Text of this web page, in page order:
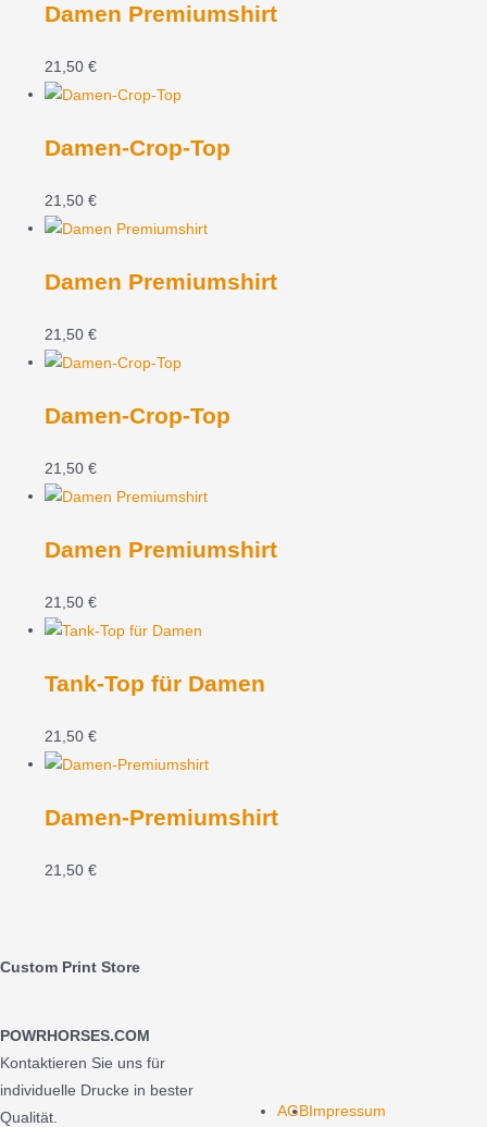
Damen Premiumshirt
21,50€
Damen-Crop-Top
21,50€
Damen Premiumshirt
21,50€
Damen-Crop-Top
21,50€
Damen Premiumshirt
21,50€
Tank-Top für Damen
21,50€
Damen-Premiumshirt
21,50€
Custom Print Store
POWRHORSES.COM
Kontaktieren Sie uns für
individuelle Drucke in bester
Qualität.
AGB Impressum